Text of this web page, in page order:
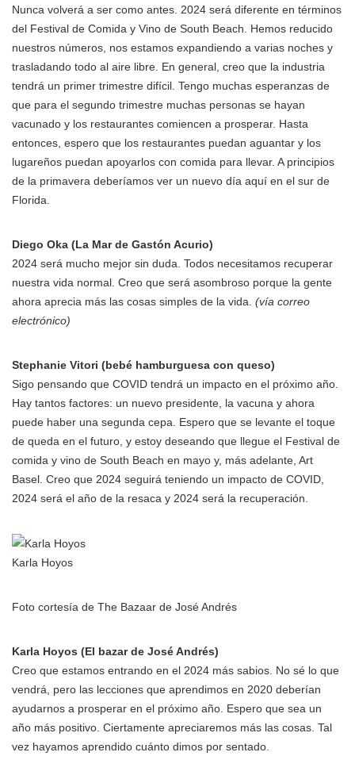
Nunca volverá a ser como antes. 2024 será diferente en términos
del Festival de Comida y Vino de South Beach. Hemos reducido
nuestros números, nos estamos expandiendo a varias noches y
trasladando todo al aire libre. En general, creo que la industria
tendrá un primer trimestre difícil. Tengo muchas esperanzas de
que para el segundo trimestre muchas personas se hayan
vacunado y los restaurantes comiencen a prosperar. Hasta
entonces, espero que los restaurantes puedan aguantar y los
lugareños puedan apoyarlos con comida para llevar. A principios
de la primavera deberíamos ver un nuevo día aquí en el sur de
Florida.
Diego Oka (La Mar de Gastón Acurio)
2024 será mucho mejor sin duda. Todos necesitamos recuperar
nuestra vida normal. Creo que será asombroso porque la gente
ahora aprecia más las cosas simples de la vida. (vía correo
electrónico)
Stephanie Vitori (bebé hamburguesa con queso)
Sigo pensando que COVID tendrá un impacto en el próximo año.
Hay tantos factores: un nuevo presidente, la vacuna y ahora
puede haber una segunda cepa. Espero que se levante el toque
de queda en el futuro, y estoy deseando que llegue el Festival de
comida y vino de South Beach en mayo y, más adelante, Art
Basel. Creo que 2024 seguirá teniendo un impacto de COVID,
2024 será el año de la resaca y 2024 será la recuperación.
Karla Hoyos
Foto cortesía de The Bazaar de José Andrés
Karla Hoyos (El bazar de José Andrés)
Creo que estamos entrando en el 2024 más sabios. No sé lo que
vendrá, pero las lecciones que aprendimos en 2020 deberían
ayudarnos a prosperar en el próximo año. Espero que sea un
año más positivo. Ciertamente apreciaremos más las cosas. Tal
vez hayamos aprendido cuánto dimos por sentado.